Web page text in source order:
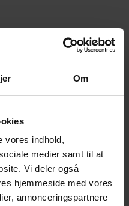
Om
vores indhold,
medier samt til at
Vi deler også
hjemmeside med vores
annonceringspartnere